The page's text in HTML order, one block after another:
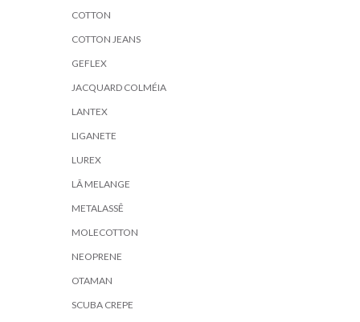
COTTON
COTTON JEANS
GEFLEX
JACQUARD COLMÉIA
LANTEX
LIGANETE
LUREX
LÃ MELANGE
METALASSÊ
MOLECOTTON
NEOPRENE
OTAMAN
SCUBA CREPE